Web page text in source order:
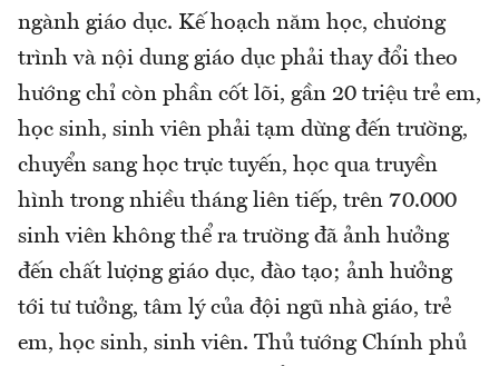
ngành giáo dục. Kế hoạch năm học, chương
trình và nội dung giáo dục phải thay đổi theo
hướng chỉ còn phần cốt lõi, gần 20 triệu trẻ em,
học sinh, sinh viên phải tạm dừng đến trường,
chuyển sang học trực tuyến, học qua truyền
hình trong nhiều tháng liên tiếp, trên 70.000
sinh viên không thể ra trường đã ảnh hưởng
đến chất lượng giáo dục, đào tạo; ảnh hưởng
tới tư tưởng, tâm lý của đội ngũ nhà giáo, trẻ
em, học sinh, sinh viên. Thủ tướng Chính phủ